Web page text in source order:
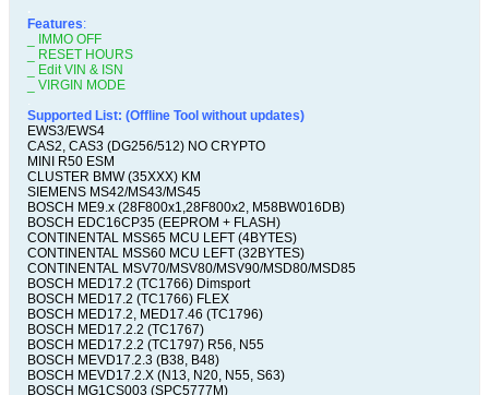
.
Features:
_ IMMO OFF
_ RESET HOURS
_ Edit VIN & ISN
_ VIRGIN MODE
.
Supported List: (Offline Tool without updates)
EWS3/EWS4
CAS2, CAS3 (DG256/512) NO CRYPTO
MINI R50 ESM
CLUSTER BMW (35XXX) KM
SIEMENS MS42/MS43/MS45
BOSCH ME9.x (28F800x1,28F800x2, M58BW016DB)
BOSCH EDC16CP35 (EEPROM + FLASH)
CONTINENTAL MSS65 MCU LEFT (4BYTES)
CONTINENTAL MSS60 MCU LEFT (32BYTES)
CONTINENTAL MSV70/MSV80/MSV90/MSD80/MSD85
BOSCH MED17.2 (TC1766) Dimsport
BOSCH MED17.2 (TC1766) FLEX
BOSCH MED17.2, MED17.46 (TC1796)
BOSCH MED17.2.2 (TC1767)
BOSCH MED17.2.2 (TC1797) R56, N55
BOSCH MEVD17.2.3 (B38, B48)
BOSCH MEVD17.2.X (N13, N20, N55, S63)
BOSCH MG1CS003 (SPC5777M)